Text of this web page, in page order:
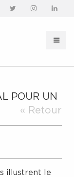
POUR UN
« Retour
illustrent le